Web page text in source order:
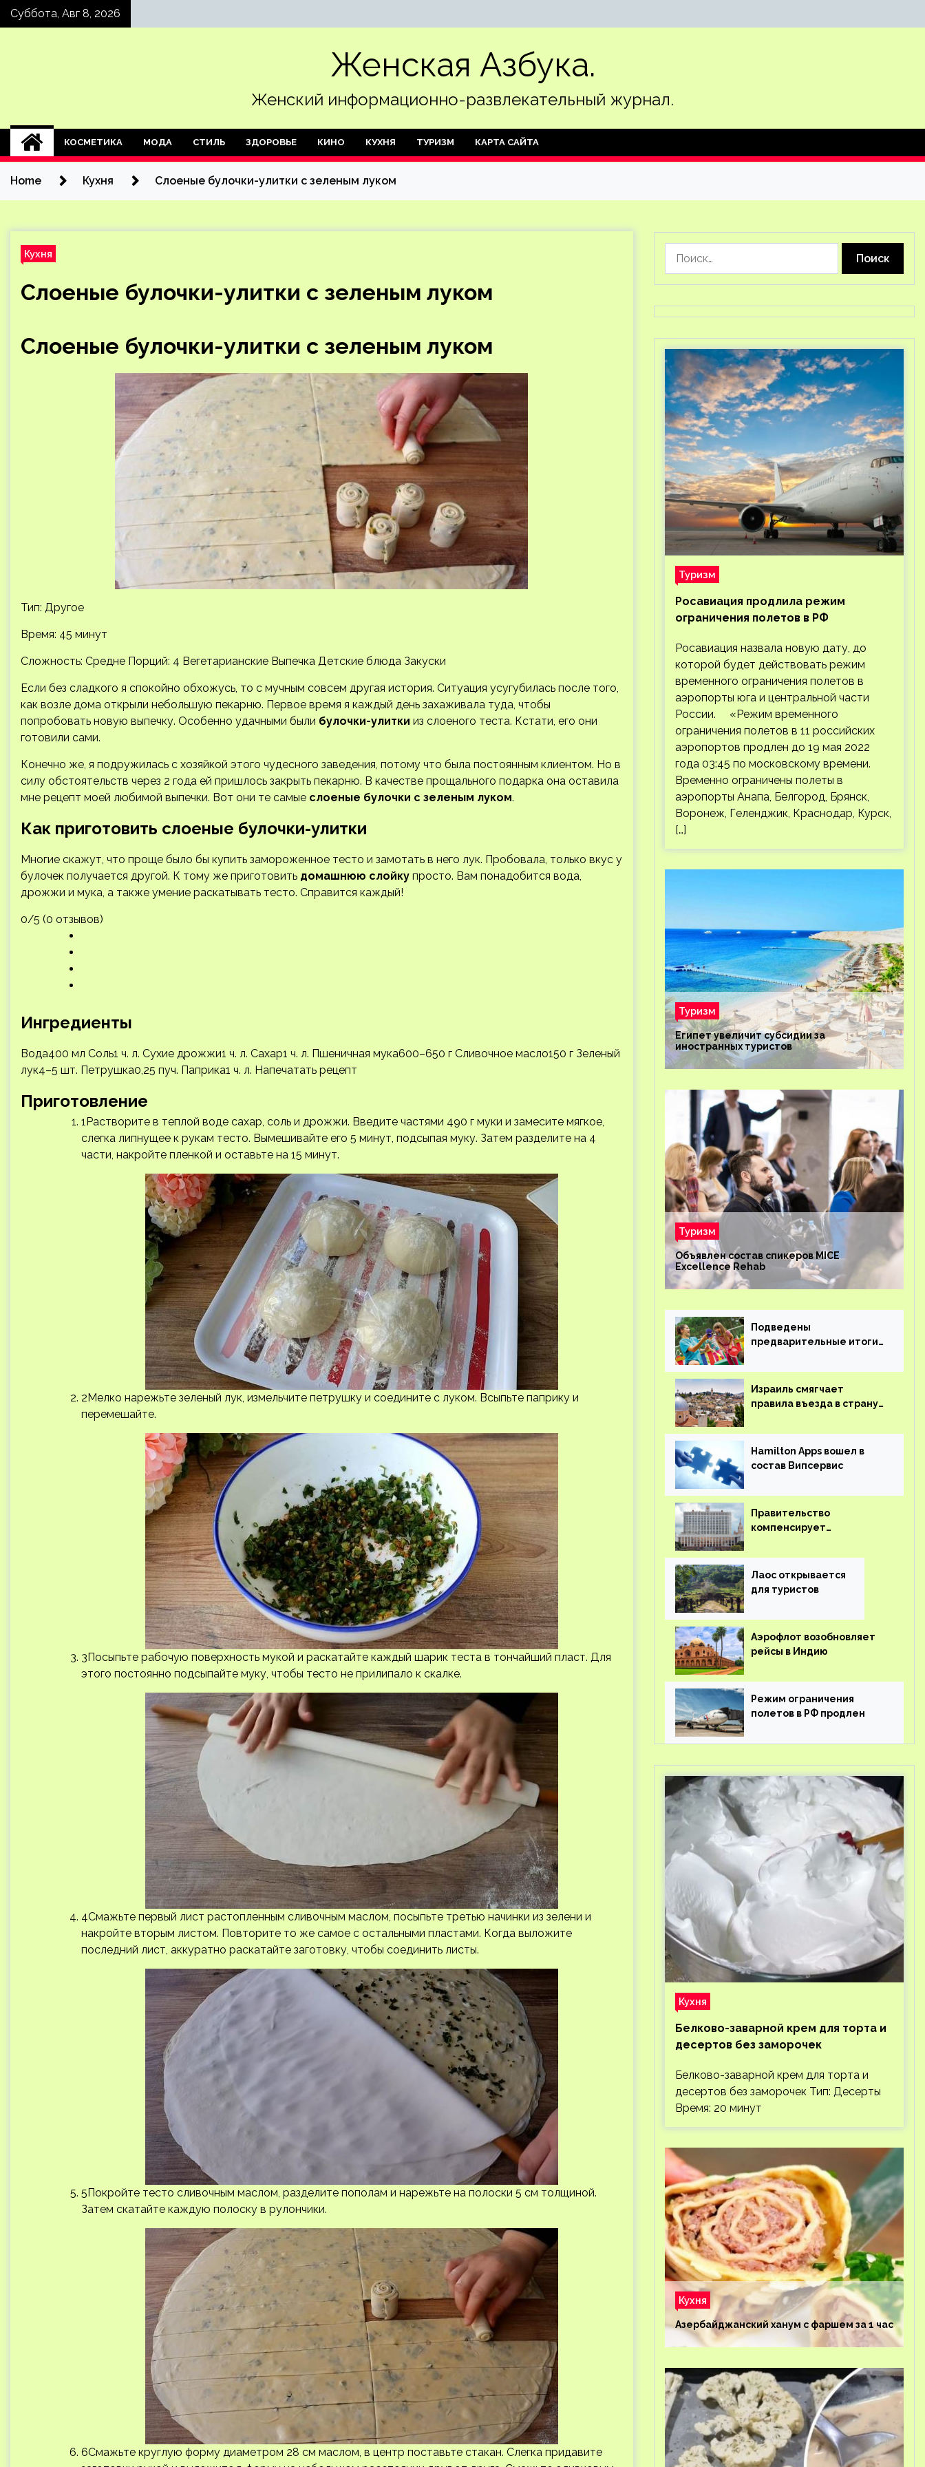
SkipСуббота, Авг 8, 2026
Женская Азбука.
Женский информационно-развлекательный журнал.
КОСМЕТИКА МОДА СТИЛЬ ЗДОРОВЬЕ КИНО КУХНЯ ТУРИЗМ КАРТА САЙТА
Home Кухня Слоеные булочки-улитки с зеленым луком
Кухня
Слоеные булочки-улитки с зеленым луком
Слоеные булочки-улитки с зеленым луком
Тип: Другое
Время: 45 минут
Сложность: Средне Порций: 4 Вегетарианские Выпечка Детские блюда Закуски
Если без сладкого я спокойно обхожусь, то с мучным совсем другая история. Ситуация усугубилась после того,
как возле дома открыли небольшую пекарню. Первое время я каждый день захаживала туда, чтобы
попробовать новую выпечку. Особенно удачными были булочки-улитки из слоеного теста. Кстати, его они
готовили сами.
Конечно же, я подружилась с хозяйкой этого чудесного заведения, потому что была постоянным клиентом. Но в
силу обстоятельств через 2 года ей пришлось закрыть пекарню. В качестве прощального подарка она оставила
мне рецепт моей любимой выпечки. Вот они те самые слоеные булочки с зеленым луком.
Как приготовить слоеные булочки-улитки
Многие скажут, что проще было бы купить замороженное тесто и замотать в него лук. Пробовала, только вкус у
булочек получается другой. К тому же приготовить домашнюю слойку просто. Вам понадобится вода,
дрожжи и мука, а также умение раскатывать тесто. Справится каждый!
0/5 (0 отзывов)
Ингредиенты
Вода400 мл Соль1 ч. л. Сухие дрожжи1 ч. л. Сахар1 ч. л. Пшеничная мука600–650 г Сливочное масло150 г Зеленый
лук4–5 шт. Петрушка0,25 пуч. Паприка1 ч. л. Напечатать рецепт
Приготовление
1Растворите в теплой воде сахар, соль и дрожжи. Введите частями 490 г муки и замесите мягкое,
слегка липнущее к рукам тесто. Вымешивайте его 5 минут, подсыпая муку. Затем разделите на 4
части, накройте пленкой и оставьте на 15 минут.
2Мелко нарежьте зеленый лук, измельчите петрушку и соедините с луком. Всыпьте паприку и
перемешайте.
3Посыпьте рабочую поверхность мукой и раскатайте каждый шарик теста в тончайший пласт. Для
этого постоянно подсыпайте муку, чтобы тесто не прилипало к скалке.
4Смажьте первый лист растопленным сливочным маслом, посыпьте третью начинки из зелени и
накройте вторым листом. Повторите то же самое с остальными пластами. Когда выложите
последний лист, аккуратно раскатайте заготовку, чтобы соединить листы.
5Покройте тесто сливочным маслом, разделите пополам и нарежьте на полоски 5 см толщиной.
Затем скатайте каждую полоску в рулончики.
6Смажьте круглую форму диаметром 28 см маслом, в центр поставьте стакан. Слегка придавите
Туризм
Росавиация продлила режим
ограничения полетов в РФ
Росавиация назвала новую дату, до
которой будет действовать режим
временного ограничения полетов в
аэропорты юга и центральной части
России. «Режим временного
ограничения полетов в 11 российских
аэропортов продлен до 19 мая 2022
года 03:45 по московскому времени.
Временно ограничены полеты в
аэропорты Анапа, Белгород, Брянск,
Воронеж, Геленджик, Краснодар, Курск,
[…]
Туризм
Египет увеличит субсидии за
иностранных туристов
Туризм
Объявлен состав спикеров MICE
Excellence Rehab
Подведены
предварительные итоги
Израиль смягчает
правила въезда в страну
Hamilton Apps вошел в
состав Випсервис
Правительство
компенсирует
на вывоз россиян из-за
рубежа
Лаос открывается
для туристов
Аэрофлот возобновляет
рейсы в Индию
Режим ограничения
полетов в РФ продлен
Кухня
Белково-заварной крем для торта и
десертов без заморочек
Белково-заварной крем для торта и
десертов без заморочек Тип: Десерты
Время: 20 минут
Кухня
Азербайджанский ханум с фаршем за 1 час